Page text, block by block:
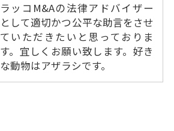
ラッコM&Aの法律アドバイザー
として適切かつ公平な助言をさせ
ていただきたいと思っておりま
す。宜しくお願い致します。好き
な動物はアザラシです。